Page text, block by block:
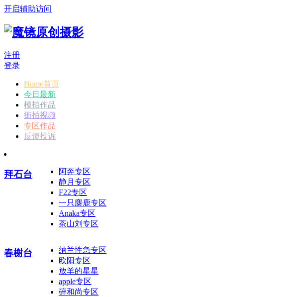
开启辅助访问
注册
登录
Home首页
今日最新
模拍作品
街拍视频
专区作品
反馈投诉
拜石台
阿奔专区
静月专区
F22专区
一只麋鹿专区
Anaka专区
茶山刘专区
春榭台
纳兰性急专区
欧阳专区
放羊的星星
apple专区
碎和尚专区